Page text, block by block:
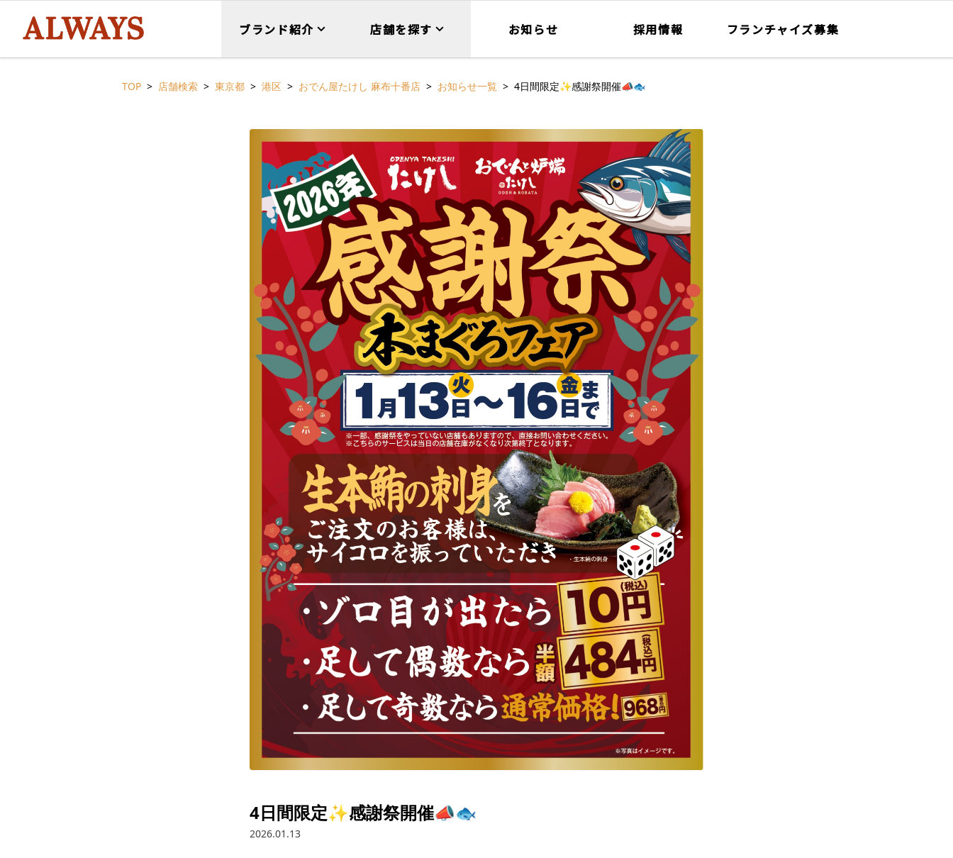
ブランド紹介 店舗を探す お知らせ 採用情報 フランチャイズ募集
TOP 店舗検索 東京都 港区 おでん屋たけし 麻布十番店 お知らせ一覧 4日間限定✨感謝祭開催📣🐟
4日間限定✨感謝祭開催📣🐟
2026.01.13